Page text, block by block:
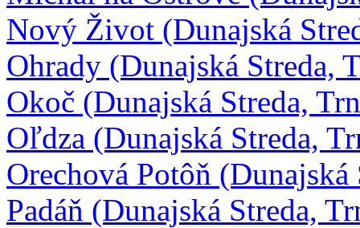
Nový Život (Dunajská
Ohrady (Dunajská Streda,
Okoč (Dunajská Streda,
Oľdza (Dunajská Streda,
Orechová Potôň
Padáň (Dunajská Streda,